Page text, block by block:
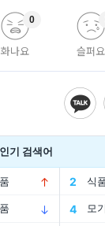
화나요
0
슬퍼요